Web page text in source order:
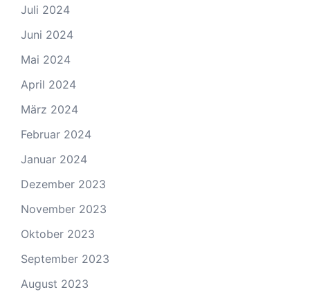
Juli 2024
Juni 2024
Mai 2024
April 2024
März 2024
Februar 2024
Januar 2024
Dezember 2023
November 2023
Oktober 2023
September 2023
August 2023